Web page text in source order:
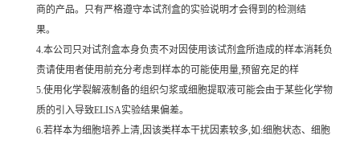
商的产品。只有严格遵守本试剂盒的实验说明才会得到的检测结
果。
4.本公司只对试剂盒本身负责不对因使用该试剂盒所造成的样本消耗负
责请使用者使用前充分考虑到样本的可能使用量,预留充足的样
5.使用化学裂解液制备的组织匀浆或细胞提取液可能会由于某些化学物
质的引入导致ELISA实验结果偏差。
6.若样本为细胞培养上清,因该类样本干扰因素较多,如:细胞状态、细胞